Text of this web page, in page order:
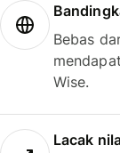
Bebas
Wise.
Lacak